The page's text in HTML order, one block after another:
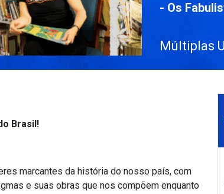
- Os
Múltiplas
Brasil!
marcantes da história do nosso país, com
e suas obras que nos compõem enquanto